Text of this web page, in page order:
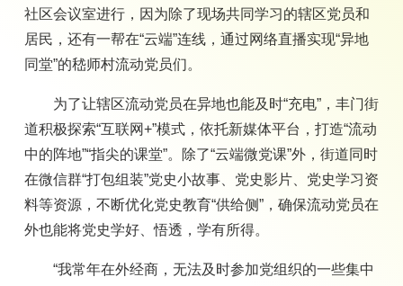
社区会议室进行，因为除了现场共同学习的辖区党员和
居民，还有一帮在“云端”连线，通过网络直播实现“异地
同堂”的嵇师村流动党员们。
为了让辖区流动党员在异地也能及时“充电”，丰门街
道积极探索“互联网+”模式，依托新媒体平台，打造“流动
中的阵地”“指尖的课堂”。除了“云端微党课”外，街道同时
在微信群“打包组装”党史小故事、党史影片、党史学习资
料等资源，不断优化党史教育“供给侧”，确保流动党员在
外也能将党史学好、悟透，学有所得。
“我常年在外经商，无法及时参加党组织的一些集中